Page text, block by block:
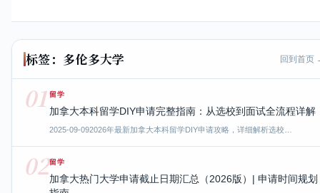
标签：多伦多大学 回到首页
01 留学
加拿大本科留学DIY申请完整指南：从选校到面试全流程详解
2025-09-092026年最新加拿大本科留学DIY申请攻略，详细解析选校…
02留学
加拿大热门大学申请截止日期汇总（2026版）| 申请时间规划